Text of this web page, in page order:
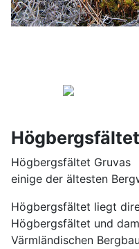
Högbergsfältet
einige der ältesten
Högbergsfältet liegt
Högbergsfältet und
Värmländischen